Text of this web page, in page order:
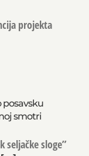
projekta
posavsku
smotri
seljačke sloge”